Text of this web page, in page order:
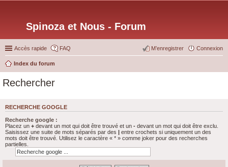
Spinoza et Nous - Forum
Accès rapide FAQ Connexion
M’enregistrer
Index du forum
Rechercher
RECHERCHE GOOGLE
Recherche google :
Placez un + devant un mot qui doit être trouvé et un - devant un mot qui doit être exclu.
Saisissez une suite de mots séparés par des | entre crochets si uniquement un des
mots doit être trouvé. Utilisez le caractère « * » comme joker pour des recherches
partielles.